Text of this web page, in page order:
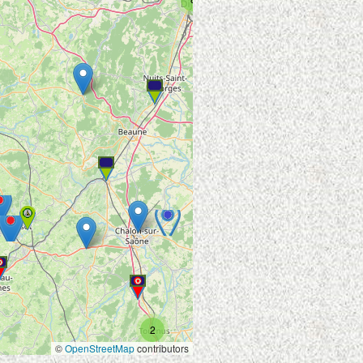
2
2
2
©OpenStreetMapcontributors